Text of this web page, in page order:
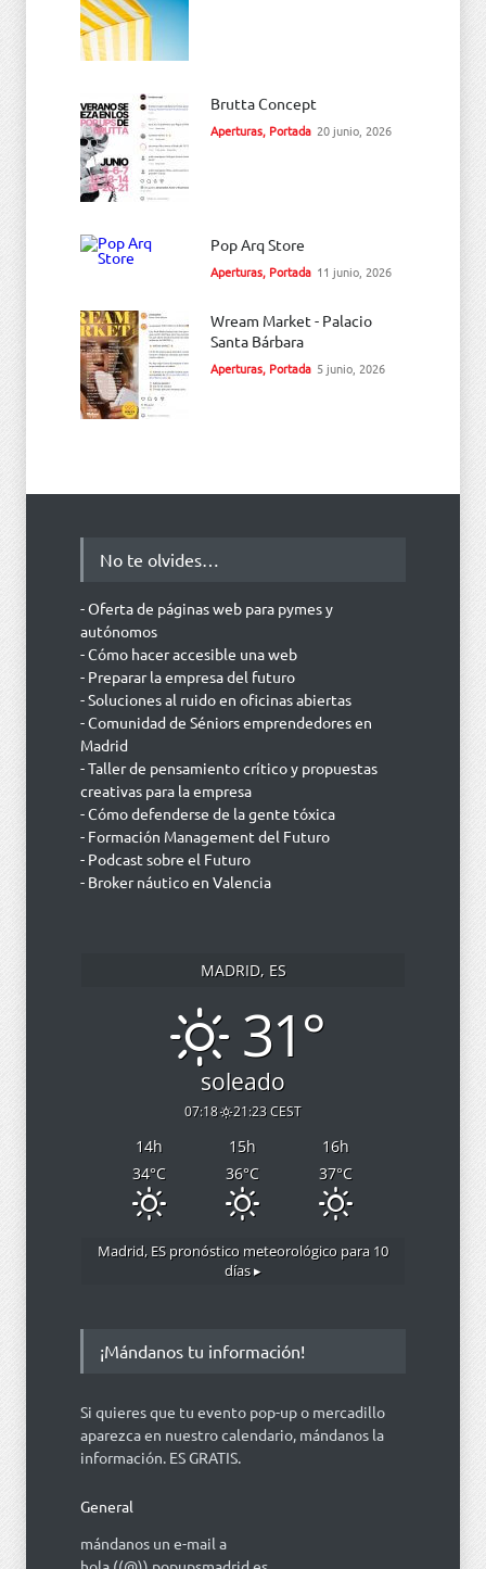
Brutta Concept
Aperturas, Portada 20 junio, 2026
Pop Arq Store
Aperturas, Portada 11 junio, 2026
Wream Market - Palacio
Santa Bárbara
Aperturas, Portada 5 junio, 2026
No te olvides…
- Oferta de páginas web para pymes y
autónomos
- Cómo hacer accesible una web
- Preparar la empresa del futuro
- Soluciones al ruido en oficinas abiertas
- Comunidad de Séniors emprendedores en
Madrid
- Taller de pensamiento crítico y propuestas
creativas para la empresa
- Cómo defenderse de la gente tóxica
- Formación Management del Futuro
- Podcast sobre el Futuro
- Broker náutico en Valencia
MADRID, ES
31°
soleado
07:18 21:23 CEST
14h 15h 16h
34°C 36°C 37°C
Madrid, ESpronóstico meteorológico para 10
días ▸
¡Mándanos tu información!
Si quieres que tu evento pop-up o mercadillo
aparezca en nuestro calendario, mándanos la
información. ES GRATIS.
General
mándanos un e-mail a